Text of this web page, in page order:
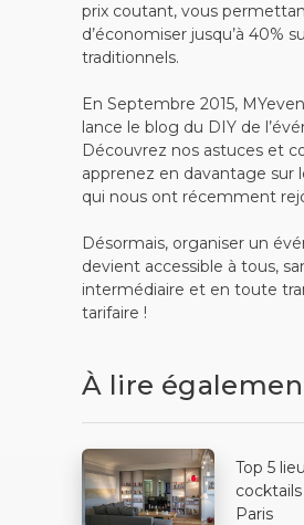
prix coutant, vous
d’économiser jusqu’à 40%
traditionnels.
En Septembre 2015,
lance le blog du DIY de
Découvrez nos astuces et
apprenez en davantage sur
qui nous ont récemment
Désormais, organiser un
devient accessible à tous,
intermédiaire et en toute
tarifaire !
À lire
Top 5
Paris